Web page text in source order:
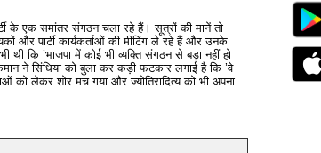
के एक समांतर संगठन चला रहे हैं। सूत्रों की मानें तो
और पार्टी कार्यकर्ताओं की मीटिंग ले रहे हैं और उनके
थी कि ’भाजपा में कोई भी व्यक्ति संगठन से बड़ा नहीं हो
ने सिंधिया को बुला कर कड़ी फटकार लगाई है कि ’वे
को लेकर शोर मच गया और ज्योतिरादित्य को भी अपना